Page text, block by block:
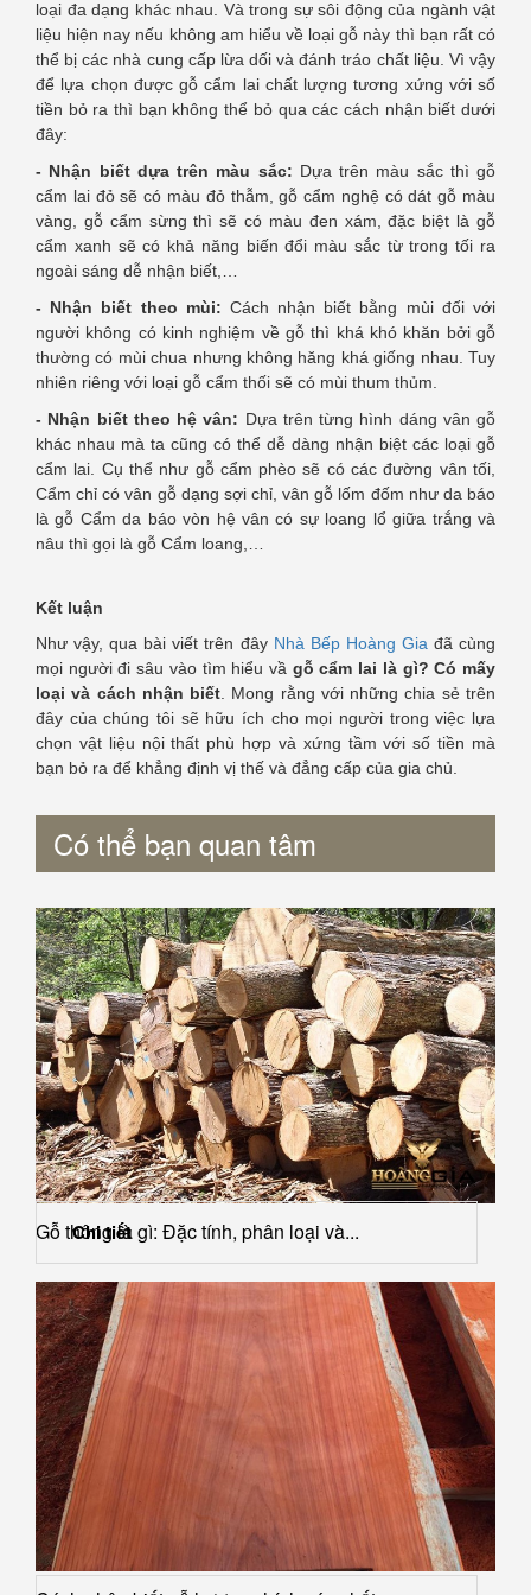
loại đa dạng khác nhau. Và trong sự sôi động của ngành vật
liệu hiện nay nếu không am hiểu về loại gỗ này thì bạn rất có
thể bị các nhà cung cấp lừa dối và đánh tráo chất liệu. Vì vậy
để lựa chọn được gỗ cẩm lai chất lượng tương xứng với số
tiền bỏ ra thì bạn không thể bỏ qua các cách nhận biết dưới
đây:
- Nhận biết dựa trên màu sắc: Dựa trên màu sắc thì gỗ
cẩm lai đỏ sẽ có màu đỏ thẫm, gỗ cẩm nghệ có dát gỗ màu
vàng, gỗ cẩm sừng thì sẽ có màu đen xám, đặc biệt là gỗ
cẩm xanh sẽ có khả năng biến đổi màu sắc từ trong tối ra
ngoài sáng dễ nhận biết,…
- Nhận biết theo mùi: Cách nhận biết bằng mùi đối với
người không có kinh nghiệm về gỗ thì khá khó khăn bởi gỗ
thường có mùi chua nhưng không hăng khá giống nhau. Tuy
nhiên riêng với loại gỗ cẩm thối sẽ có mùi thum thủm.
- Nhận biết theo hệ vân: Dựa trên từng hình dáng vân gỗ
khác nhau mà ta cũng có thể dễ dàng nhận biệt các loại gỗ
cẩm lai. Cụ thể như gỗ cẩm phèo sẽ có các đường vân tối,
Cẩm chỉ có vân gỗ dạng sợi chỉ, vân gỗ lốm đốm như da báo
là gỗ Cẩm da báo vòn hệ vân có sự loang lổ giữa trắng và
nâu thì gọi là gỗ Cẩm loang,…
Kết luận
Như vậy, qua bài viết trên đây Nhà Bếp Hoàng Giađã cùng
mọi người đi sâu vào tìm hiểu vầ gỗ cẩm lai là gì? Có mấy
loại và cách nhận biết. Mong rằng với những chia sẻ trên
đây của chúng tôi sẽ hữu ích cho mọi người trong việc lựa
chọn vật liệu nội thất phù hợp và xứng tầm với số tiền mà
bạn bỏ ra để khẳng định vị thế và đẳng cấp của gia chủ.
Có thể bạn quan tâm
Gỗ thông là gì: Đặc tính, phân loại và...
Chi tiết